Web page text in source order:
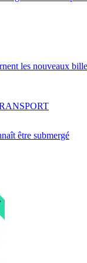
les nouveaux
être submergé